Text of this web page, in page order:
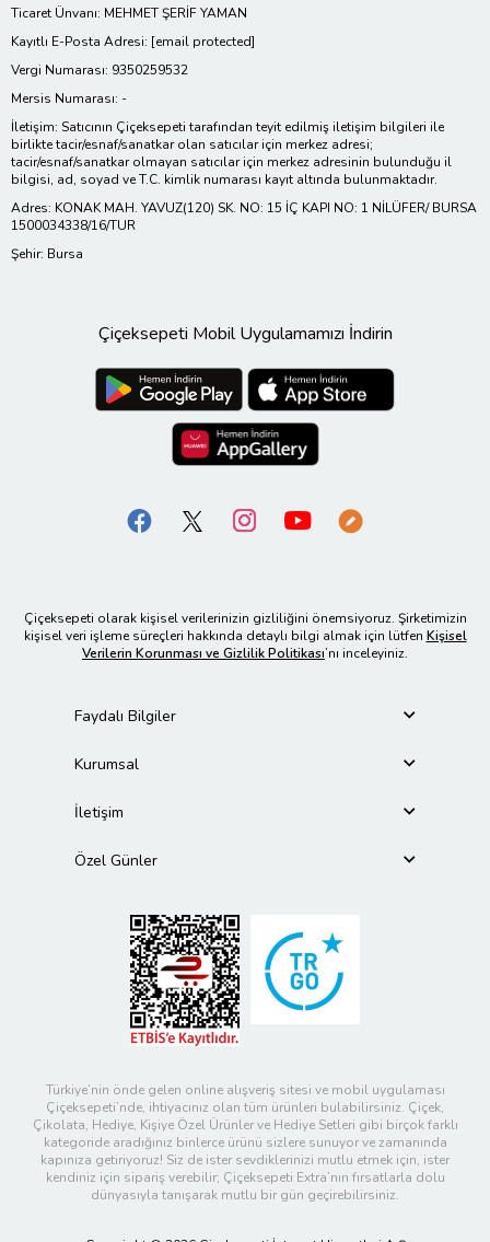
Ticaret Ünvanı: MEHMET ŞERİF YAMAN
Kayıtlı E-Posta Adresi: [email protected]
Vergi Numarası: 9350259532
Mersis Numarası: -
İletişim: Satıcının Çiçeksepeti tarafından teyit edilmiş iletişim bilgileri ile
birlikte tacir/esnaf/sanatkar olan satıcılar için merkez adresi;
tacir/esnaf/sanatkar olmayan satıcılar için merkez adresinin bulunduğu il
bilgisi, ad, soyad ve T.C. kimlik numarası kayıt altında bulunmaktadır.
Adres: KONAK MAH. YAVUZ(120) SK. NO: 15 İÇ KAPI NO: 1 NİLÜFER/ BURSA
1500034338/16/TUR
Şehir: Bursa
Çiçeksepeti Mobil Uygulamamızı İndirin
Çiçeksepeti olarak kişisel verilerinizin gizliliğini önemsiyoruz. Şirketimizin
kişisel veri işleme süreçleri hakkında detaylı bilgi almak için lütfen Kişisel
Verilerin Korunması ve Gizlilik Politikası’nı inceleyiniz.
Faydalı Bilgiler
Kurumsal
İletişim
Özel Günler
Türkiye’nin önde gelen online alışveriş sitesi ve mobil uygulaması
Çiçeksepeti’nde, ihtiyacınız olan tüm ürünleri bulabilirsiniz. Çiçek,
Çikolata, Hediye, Kişiye Özel Ürünler ve Hediye Setleri gibi birçok farklı
kategoride aradığınız binlerce ürünü sizlere sunuyor ve zamanında
kapınıza getiriyoruz! Siz de ister sevdiklerinizi mutlu etmek için, ister
kendiniz için sipariş verebilir; Çiçeksepeti Extra’nın fırsatlarla dolu
dünyasıyla tanışarak mutlu bir gün geçirebilirsiniz.